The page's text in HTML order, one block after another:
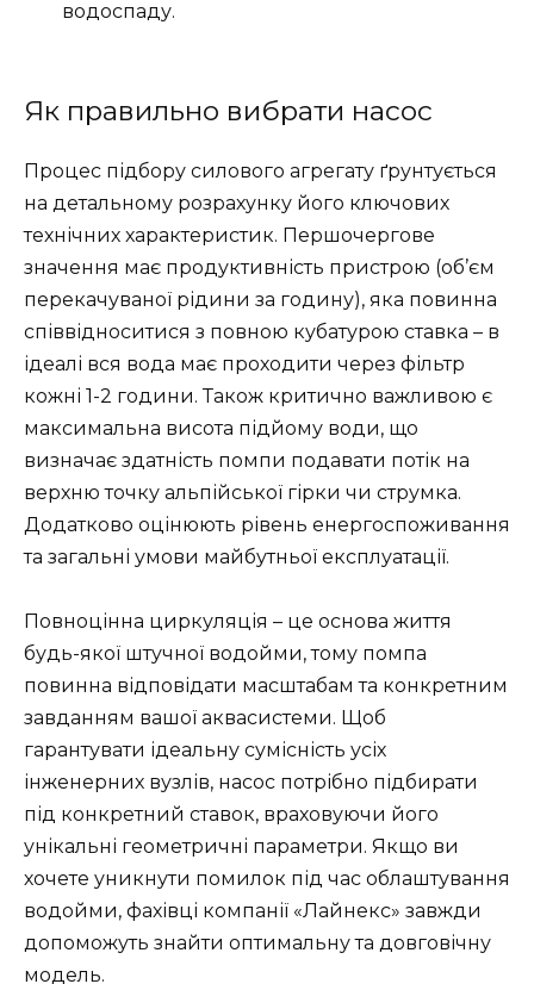
водоспаду.
Як правильно вибрати насос
Процес підбору силового агрегату ґрунтується
на детальному розрахунку його ключових
технічних характеристик. Першочергове
значення має продуктивність пристрою (об’єм
перекачуваної рідини за годину), яка повинна
співвідноситися з повною кубатурою ставка – в
ідеалі вся вода має проходити через фільтр
кожні 1-2 години. Також критично важливою є
максимальна висота підйому води, що
визначає здатність помпи подавати потік на
верхню точку альпійської гірки чи струмка.
Додатково оцінюють рівень енергоспоживання
та загальні умови майбутньої експлуатації.
Повноцінна циркуляція – це основа життя
будь-якої штучної водойми, тому помпа
повинна відповідати масштабам та конкретним
завданням вашої аквасистеми. Щоб
гарантувати ідеальну сумісність усіх
інженерних вузлів, насос потрібно підбирати
під конкретний ставок, враховуючи його
унікальні геометричні параметри. Якщо ви
хочете уникнути помилок під час облаштування
водойми, фахівці компанії «Лайнекс» завжди
допоможуть знайти оптимальну та довговічну
модель.